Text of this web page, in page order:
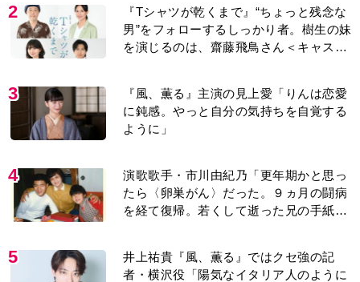
2
『Tシャツが乾くまで』“ちょっと残念な
男”をフォローするしっかり者。樹生の妹
を演じるのは、齋藤飛鳥さん＜キャスト
3
『風、薫る』主演の見上愛「りんは恋愛
に鈍感。やっと自分の気持ちを自覚する
ように」
4
演歌歌手・市川由紀乃「更年期かと思っ
たら〈卵巣がん〉だった。９ヵ月の闘病
を経て復帰。若くして逝った兄の手紙を
5
井上祐貴『風、薫る』ではクセ強の記
者・横沢役「陽気なイタリア人のように